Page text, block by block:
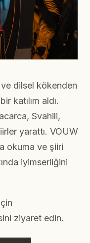
dilsel kökenden
katılım aldı.
Svahili,
yarattı. VOUW
okuma ve şiiri
iyimserliğini
ziyaret edin.